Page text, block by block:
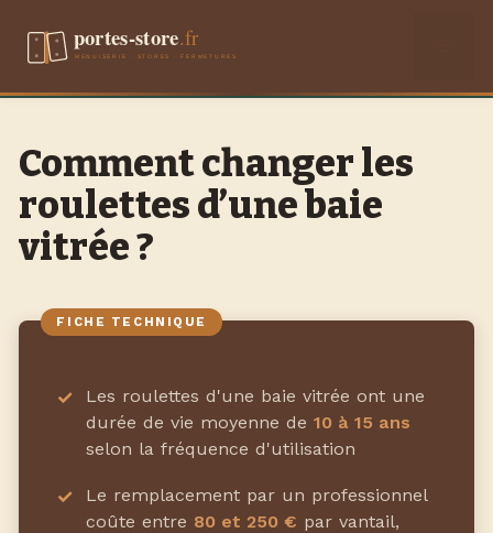
Comment changer les
roulettes d’une baie
vitrée ?
Les roulettes d'une baie vitrée ont une
durée de vie moyenne de10 à 15 ans
selon la fréquence d'utilisation
Le remplacement par un professionnel
coûte entre 80 et 250 € par vantail,